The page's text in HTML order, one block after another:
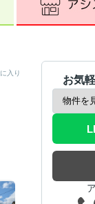
入り
お気